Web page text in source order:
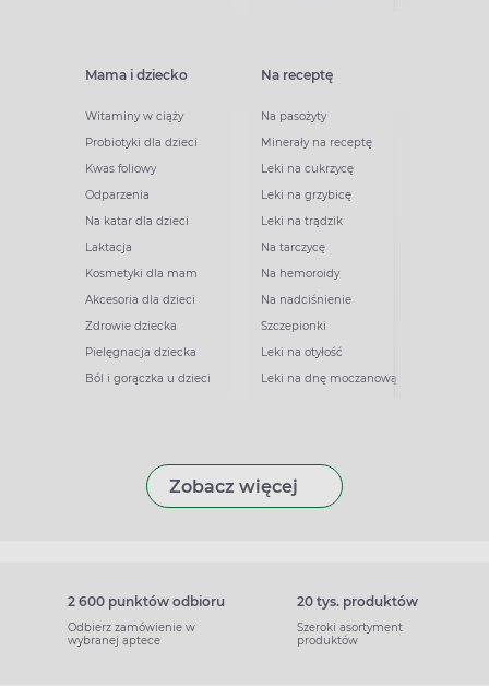
Mama i dziecko
Witaminy w ciąży
Probiotyki dla dzieci
Kwas foliowy
Odparzenia
Na katar dla dzieci
Laktacja
Kosmetyki dla mam
Akcesoria dla dzieci
Zdrowie dziecka
Pielęgnacja dziecka
Ból i gorączka u dzieci
Na receptę
Na pasożyty
Minerały na receptę
Leki na cukrzycę
Leki na grzybicę
Leki na trądzik
Na tarczycę
Na hemoroidy
Na nadciśnienie
Szczepionki
Leki na otyłość
Leki na dnę moczanową
Zobacz więcej
2 600 punktów odbioru
Odbierz zamówienie w
wybranej aptece
20 tys. produktów
Szeroki asortyment
produktów